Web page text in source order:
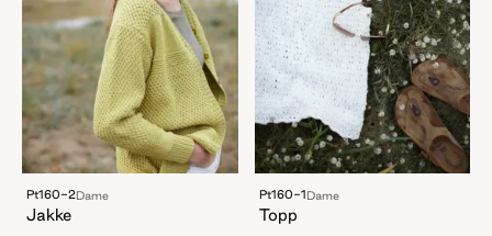
Pt160-2Dame
Jakke
Pt160-1Dame
Topp